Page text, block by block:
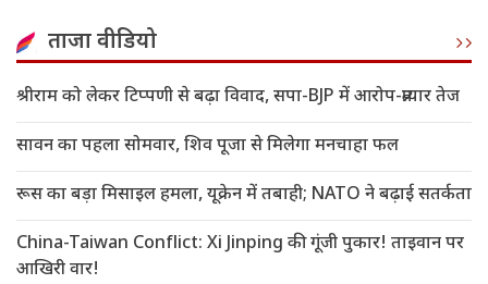
ताजा वीडियो
श्रीराम को लेकर टिप्पणी से बढ़ा विवाद, सपा-BJP में आरोप-प्रत्यार तेज
सावन का पहला सोमवार, शिव पूजा से मिलेगा मनचाहा फल
रूस का बड़ा मिसाइल हमला, यूक्रेन में तबाही; NATO ने बढ़ाई सतर्कता
China-Taiwan Conflict: Xi Jinping की गूंजी पुकार! ताइवान पर
आखिरी वार!